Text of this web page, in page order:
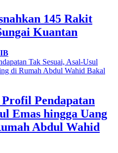
145 Rakit
Kuantan
Pendapatan
Emas hingga Uang
Abdul Wahid